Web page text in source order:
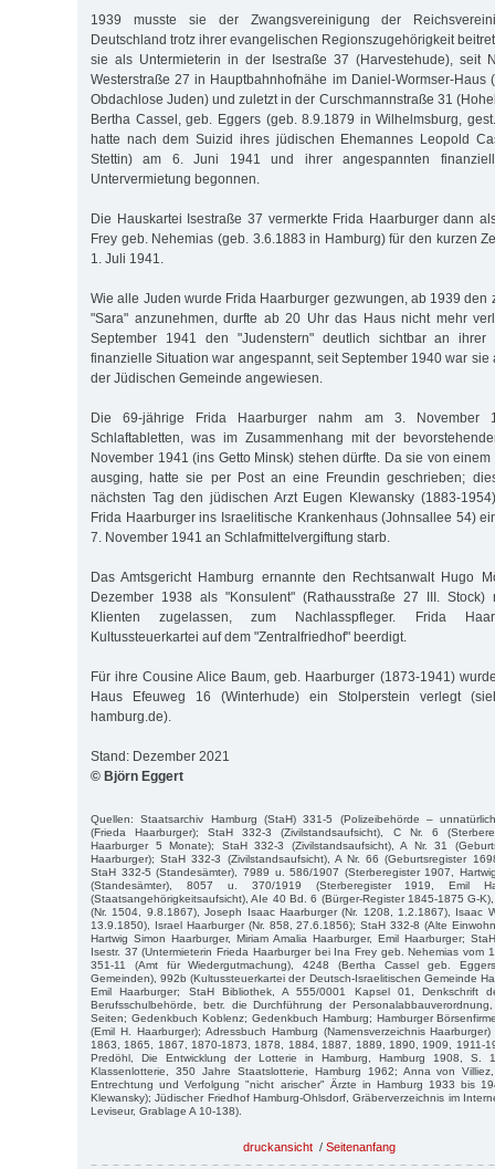
1939 musste sie der Zwangsvereinigung der
Deutschland trotz ihrer evangelischen Regionszugehörigkeit
sie als Untermieterin in der Isestraße 37 (Harvestehude), seit
Westerstraße 27 in Hauptbahnhofnähe im Daniel-Wormser-Haus
Obdachlose Juden) und zuletzt in der Curschmannstraße 31
Bertha Cassel, geb. Eggers (geb. 8.9.1879 in Wilhelmsburg,
hatte nach dem Suizid ihres jüdischen Ehemannes Leopold
Stettin) am 6. Juni 1941 und ihrer angespannten
Untervermietung begonnen.
Die Hauskartei Isestraße 37 vermerkte Frida Haarburger dann
Frey geb. Nehemias (geb. 3.6.1883 in Hamburg) für den kurzen
1. Juli 1941.
Wie alle Juden wurde Frida Haarburger gezwungen, ab 1939 den
"Sara" anzunehmen, durfte ab 20 Uhr das Haus nicht mehr
September 1941 den "Judenstern" deutlich sichtbar an ihrer
finanzielle Situation war angespannt, seit September 1940 war sie
der Jüdischen Gemeinde angewiesen.
Die 69-jährige Frida Haarburger nahm am 3. November
Schlaftabletten, was im Zusammenhang mit der
November 1941 (ins Getto Minsk) stehen dürfte. Da sie von
ausging, hatte sie per Post an eine Freundin geschrieben;
nächsten Tag den jüdischen Arzt Eugen Klewansky (1883-
Frida Haarburger ins Israelitische Krankenhaus (Johnsallee 54)
7. November 1941 an Schlafmittelvergiftung starb.
Das Amtsgericht Hamburg ernannte den Rechtsanwalt Hugo
Dezember 1938 als "Konsulent" (Rathausstraße 27 III.
Klienten zugelassen, zum Nachlasspfleger. Frida
Kultussteuerkartei auf dem "Zentralfriedhof" beerdigt.
Für ihre Cousine Alice Baum, geb. Haarburger (1873-1941)
Haus Efeuweg 16 (Winterhude) ein Stolperstein verlegt
hamburg.de).
Stand: Dezember 2021
© Björn Eggert
Quellen: Staatsarchiv Hamburg (StaH) 331-5 (Polizeibehörde –
(Frieda Haarburger); StaH 332-3 (Zivilstandsaufsicht), C Nr. 6
Haarburger 5 Monate); StaH 332-3 (Zivilstandsaufsicht), A Nr. 31
Haarburger); StaH 332-3 (Zivilstandsaufsicht), A Nr. 66 (Geburtsregister
StaH 332-5 (Standesämter), 7989 u. 586/1907 (Sterberegister 1907,
(Standesämter), 8057 u. 370/1919 (Sterberegister 1919, Emil
(Staatsangehörigkeitsaufsicht), AIe 40 Bd. 6 (Bürger-Register 1845-1875 G-
(Nr. 1504, 9.8.1867), Joseph Isaac Haarburger (Nr. 1208, 1.2.1867), Isaac
13.9.1850), Israel Haarburger (Nr. 858, 27.6.1856); StaH 332-8 (Alte
Hartwig Simon Haarburger, Miriam Amalia Haarburger, Emil Haarburger;
Isestr. 37 (Untermieterin Frieda Haarburger bei Ina Frey geb. Nehemias vom
351-11 (Amt für Wiedergutmachung), 4248 (Bertha Cassel geb.
Gemeinden), 992b (Kultussteuerkartei der Deutsch-Israelitischen Gemeinde
Emil Haarburger; StaH Bibliothek, A 555/0001 Kapsel 01, Denkschrift
Berufsschulbehörde, betr. die Durchführung der
Seiten; Gedenkbuch Koblenz; Gedenkbuch Hamburg; Hamburger
(Emil H. Haarburger); Adressbuch Hamburg (Namensverzeichnis
1863, 1865, 1867, 1870-1873, 1878, 1884, 1887, 1889, 1890, 1909, 1911-
Predöhl, Die Entwicklung der Lotterie in Hamburg, Hamburg 1908, S.
Klassenlotterie, 350 Jahre Staatslotterie, Hamburg 1962; Anna von
Entrechtung und Verfolgung "nicht arischer" Ärzte in Hamburg 1933 bis
Klewansky); Jüdischer Friedhof Hamburg-Ohlsdorf, Gräberverzeichnis im
Leviseur, Grablage A 10-138).
druckansicht / Seitenanfang